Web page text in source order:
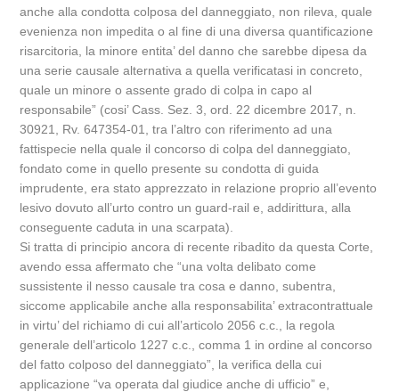
anche alla condotta colposa del danneggiato, non rileva, quale
evenienza non impedita o al fine di una diversa quantificazione
risarcitoria, la minore entita’ del danno che sarebbe dipesa da
una serie causale alternativa a quella verificatasi in concreto,
quale un minore o assente grado di colpa in capo al
responsabile” (cosi’ Cass. Sez. 3, ord. 22 dicembre 2017, n.
30921, Rv. 647354-01, tra l’altro con riferimento ad una
fattispecie nella quale il concorso di colpa del danneggiato,
fondato come in quello presente su condotta di guida
imprudente, era stato apprezzato in relazione proprio all’evento
lesivo dovuto all’urto contro un guard-rail e, addirittura, alla
conseguente caduta in una scarpata).
Si tratta di principio ancora di recente ribadito da questa Corte,
avendo essa affermato che “una volta delibato come
sussistente il nesso causale tra cosa e danno, subentra,
siccome applicabile anche alla responsabilita’ extracontrattuale
in virtu’ del richiamo di cui all’articolo 2056 c.c., la regola
generale dell’articolo 1227 c.c., comma 1 in ordine al concorso
del fatto colposo del danneggiato”, la verifica della cui
applicazione “va operata dal giudice anche di ufficio” e,